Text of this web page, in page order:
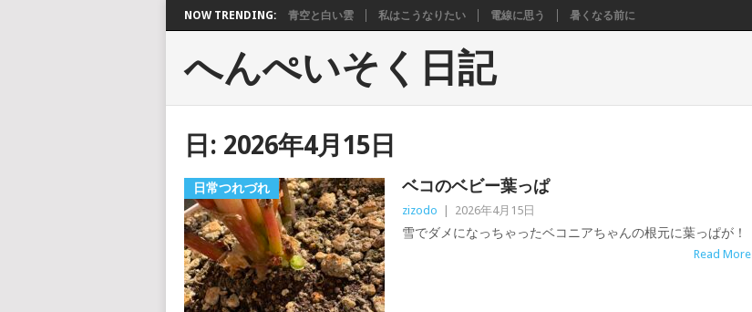
NOW TRENDING: 青空と白い雲 私はこうなりたい 電線に思う 暑くなる前に
へんぺいそく日記
日: 2026年4月15日
日常つれづれ ベコのベビー葉っぱ
zizodo 2026年4月15日
雪でダメになっちゃったベコニアちゃんの根元に葉っぱが！
Read More